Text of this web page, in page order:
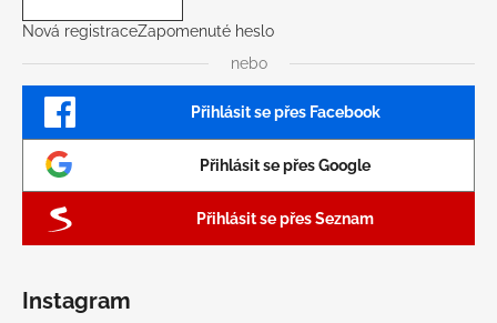
Nová registraceZapomenuté heslo
nebo
Přihlásit se přes Facebook
Přihlásit se přes Google
Přihlásit se přes Seznam
Instagram